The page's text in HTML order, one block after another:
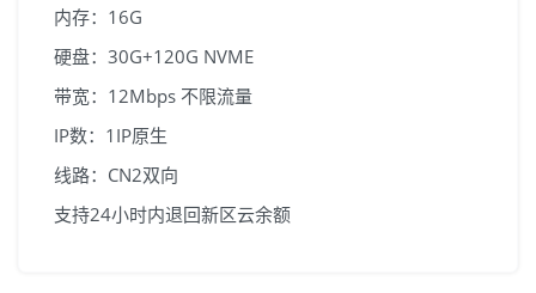
内存：16G
硬盘：30G+120G NVME
带宽：12Mbps 不限流量
IP数：1IP原生
线路：CN2双向
支持24小时内退回新区云余额